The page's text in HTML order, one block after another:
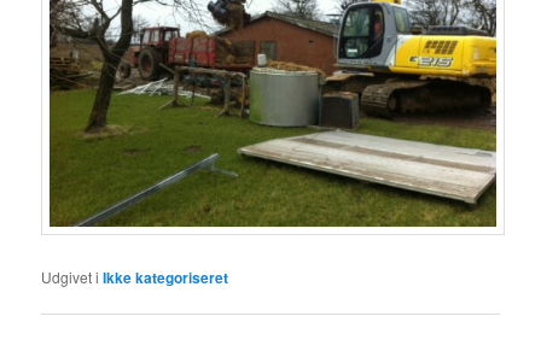
Udgivet i Ikke kategoriseret